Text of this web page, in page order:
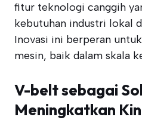
fitur teknologi canggih
kebutuhan industri lokal
Inovasi ini berperan
mesin, baik dalam skala
V-belt sebagai
Meningkatkan